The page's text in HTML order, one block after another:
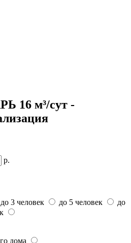
16 м³/сут -
р.
до 3 человек до 5 человек
до
дома